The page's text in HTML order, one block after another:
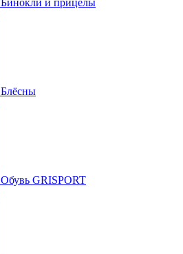
Бинокли и прицелы
Блёсны
Обувь GRISPORT